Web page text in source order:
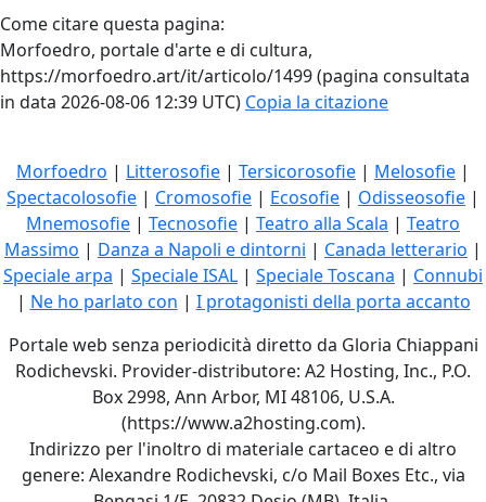
Come citare questa pagina:
Morfoedro, portale d'arte e di cultura,
https://morfoedro.art/it/articolo/1499 (pagina consultata
in data 2026-08-06 12:39 UTC) Copia la citazione
Morfoedro | Litterosofie | Tersicorosofie | Melosofie |
Spectacolosofie | Cromosofie | Ecosofie | Odisseosofie |
Mnemosofie | Tecnosofie | Teatro alla Scala | Teatro
Massimo | Danza a Napoli e dintorni | Canada letterario |
Speciale arpa | Speciale ISAL | Speciale Toscana | Connubi
| Ne ho parlato con | I protagonisti della porta accanto
Portale web senza periodicità diretto da Gloria Chiappani
Rodichevski. Provider-distributore: A2 Hosting, Inc., P.O.
Box 2998, Ann Arbor, MI 48106, U.S.A.
(https://www.a2hosting.com).
Indirizzo per l'inoltro di materiale cartaceo e di altro
genere: Alexandre Rodichevski, c/o Mail Boxes Etc., via